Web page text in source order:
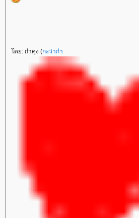
ดย: ก๋าคุง (กะว่าก๋า